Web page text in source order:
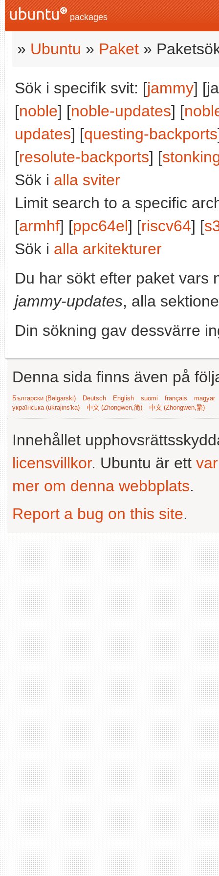
packages
» Ubuntu » Paket »
Sök i specifik svit: [jammy]
[noble] [noble-updates] [
updates] [questing-backports
[resolute-backports] [
Sök i alla sviter
Limit search to a specific
[armhf] [ppc64el] [riscv64] [
Sök i alla arkitekturer
Du har sökt efter paket vars
jammy-updates, alla
Din sökning gav dessvärre
Denna sida finns även på
Български (Bəlgarski) Deutsch English suomi français
magyar
українська (ukrajins'ka)
中文 (Zhongwen,简) 中文 (Zhongwen,繁)
Innehållet
licensvillkor. Ubuntu är ett
mer om denna webbplats.
Report a bug on this site.